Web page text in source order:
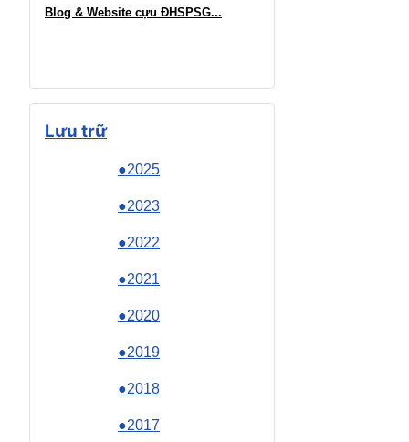
Blog & Website cựu ĐHSPSG...
Lưu trữ
●2025
●2023
●2022
●2021
●2020
●2019
●2018
●2017